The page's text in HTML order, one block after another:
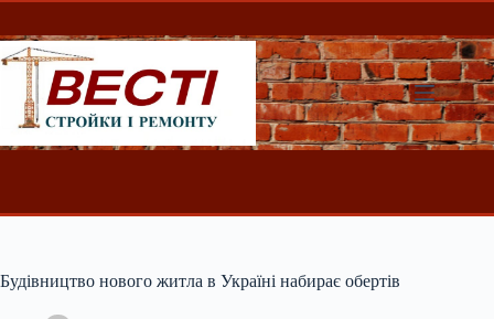
Перейти
вмісту
Будівництво нового житла в Україні набирає обертів